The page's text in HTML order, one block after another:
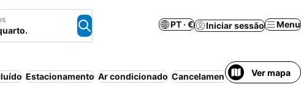
PT · € Iniciar sessão Menu
Estacionamento Ar condicionado Cancelamento gratuitoVer mapa